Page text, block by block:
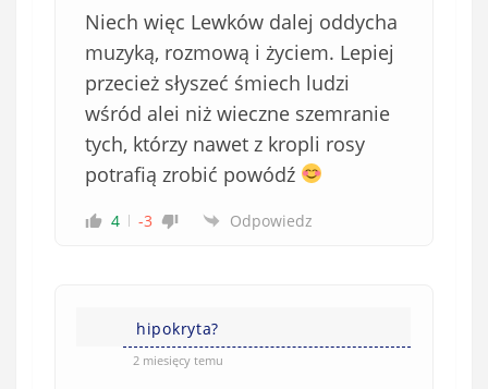
Niech więc Lewków dalej oddycha
muzyką, rozmową i życiem. Lepiej
przecież słyszeć śmiech ludzi
wśród alei niż wieczne szemranie
tych, którzy nawet z kropli rosy
potrafią zrobić powódź
4 -3 Odpowiedz
hipokryta?
2 miesięcy temu